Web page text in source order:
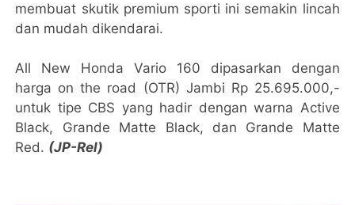
membuat skutik premium sporti ini semakin lincah
dan mudah dikendarai.
All New Honda Vario 160 dipasarkan dengan
harga on the road (OTR) Jambi Rp 25.695.000,-
untuk tipe CBS yang hadir dengan warna Active
Black, Grande Matte Black, dan Grande Matte
Red. (JP-Rel)